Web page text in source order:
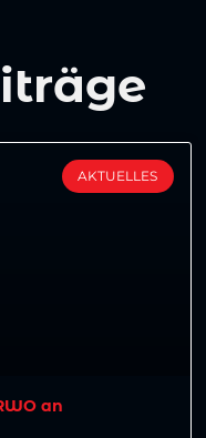
AKTUELLES
an